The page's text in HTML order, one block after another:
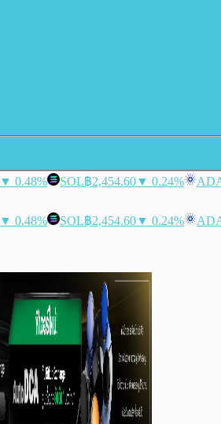
▼ 0.48% SOL฿2,454.60▼ 0.24%
▼ 0.48% SOL฿2,454.60▼ 0.24%